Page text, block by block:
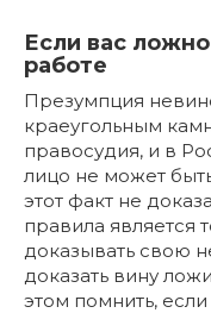
Если вас
работе
Презумпция
краеугольным
правосудия, и в
лицо не может
этот факт не
правила является
доказывать свою
доказать вину
этом помнить,